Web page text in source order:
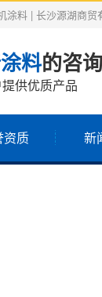
料 | 长沙源湖商贸
料的咨
供优质产品
资质 新